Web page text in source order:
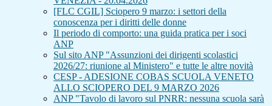
[FLC CGIL] Sciopero 9 marzo: i settori della
conoscenza per i diritti delle donne
Il periodo di comporto: una guida pratica per i soci
ANP
Sul sito ANP "Assunzioni dei dirigenti scolastici
2026/27: riunione al Ministero" e tutte le altre novità
CESP - ADESIONE COBAS SCUOLA VENETO
ALLO SCIOPERO DEL 9 MARZO 2026
ANP "Tavolo di lavoro sul PNRR: nessuna scuola sarà